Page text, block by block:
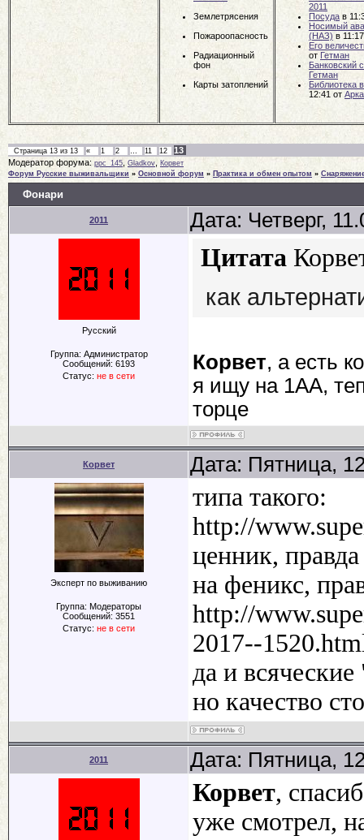
Землетрясения
Пожароопасность
Радиационный
фон
Карты затоплений
2011
Посуда в
Носимый
(НАЗ) в
Его
от Гетман
Банковский
Гетман
Библиотека
12:41 от
Страница 13 из 13 « 1 2 11 12
13
Модератор форума: ppc_145 Gladkov
Корвет
Форум Русские выживальщики » Основной форум » Практика и обмен опытом »
Фонари
2011 Дата: Четверг,
Русский
Группа: Администратор
Сообщений: 6193
Статус: не в сети
Цитата
как
Корвет, а есть
я ищу на 1АА,
торце
Корвет Дата: Пятница,
Эксперт по выживанию
Группа: Модераторы
Сообщений: 3551
Статус: не в сети
типа такого:
http://
ценник,
на феникс,
http://
2017--
да и
но качество
2011 Дата: Пятница,
Корвет,
уже смотрел,